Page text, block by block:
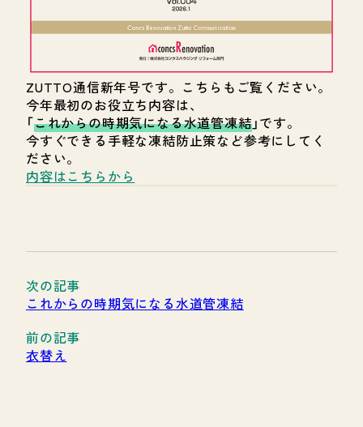
ZUTTO通信新年号です。こちらもご覧ください。
今年最初のお役立ち内容は、
「これからの時期気になる水道管凍結」です。
今すぐできる手軽な凍結防止策など参考にしてく
ださい。
内容はこちらから
これからの時期気になる水道管凍結
衣替え